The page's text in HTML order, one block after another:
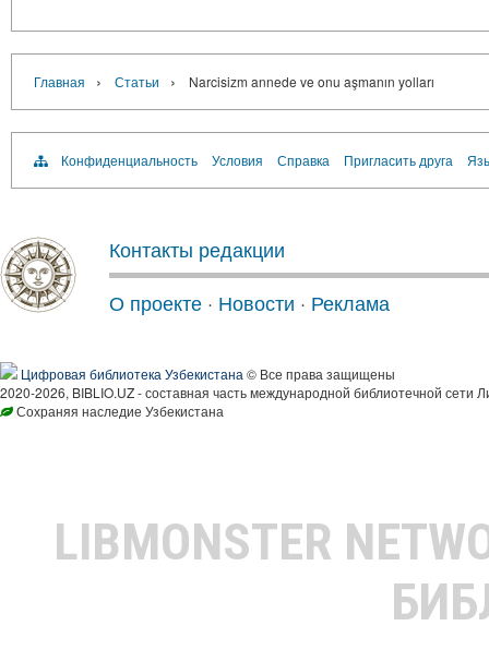
Главная › Статьи › Narcisizm annede ve onu aşmanın yolları
Конфиденциальность Условия Справка Пригласить друга
Контакты редакции
О проекте · Новости · Реклама
Цифровая библиотека Узбекистана © Все права защищены
2020-2026, BIBLIO.UZ - составная часть международной библиотечной сети
Сохраняя наследие Узбекистана
LIBMONSTER